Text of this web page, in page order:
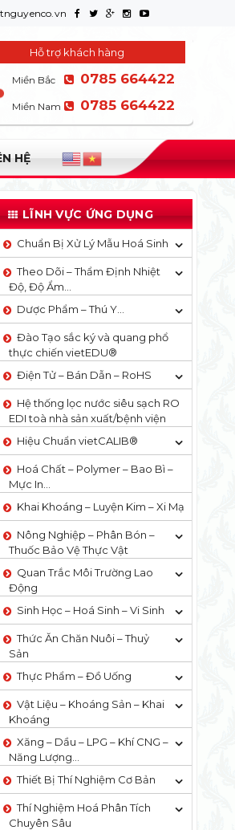
Hỗ trợ khách hàng
Miền Bắc 0785 664422
Miền Nam 0785 664422
HỆ
LĨNH VỰC ỨNG DỤNG
Chuẩn Bị Xử Lý Mẫu Hoá Sinh
Theo Dõi – Thẩm Định Nhiệt
Độ, Độ Ẩm…
Dược Phẩm – Thú Y…
Đào Tạo sắc ký và quang phổ
thực chiến vietEDU®
Điện Tử – Bán Dẫn – RoHS
Hệ thống lọc nước siêu sạch RO
EDI​​ toà nhà sản xuất/bệnh viện
Hiệu Chuẩn vietCALIB®
Hoá Chất – Polymer – Bao Bì –
Mực In…
Khai Khoáng – Luyện Kim – Xi Mạ
Nông Nghiệp – Phân Bón –
Thuốc Bảo Vệ Thực Vật
Quan Trắc Môi Trường Lao
Động
Sinh Học – Hoá Sinh – Vi Sinh
Thức Ăn Chăn Nuôi – Thuỷ
Sản
Thực Phẩm – Đồ Uống
Vật Liệu – Khoáng Sản – Khai
Khoáng
Xăng – Dầu – LPG – Khí CNG –
Năng Lượng…
Thiết Bị Thí Nghiệm Cơ Bản
Thí Nghiệm Hoá Phân Tích
Chuyên Sâu